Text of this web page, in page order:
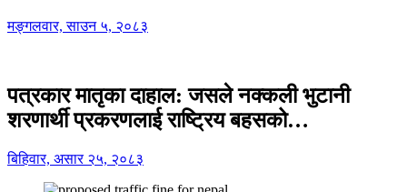
मङ्गलवार, साउन ५, २०८३
पत्रकार मातृका दाहाल: जसले नक्कली भुटानी
शरणार्थी प्रकरणलाई राष्ट्रिय बहसको…
बिहिवार, असार २५, २०८३